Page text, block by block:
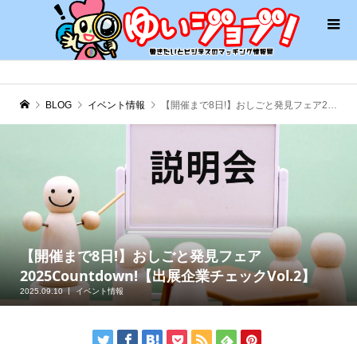
BLOG イベント情報 【開催まで8日!】おしごと発見フェア2025Countdown!【出展企業チェックVol.2】
【開催まで8日!】おしごと発見フェア
2025Countdown!【出展企業チェックVol.2】
2025.09.10 イベント情報